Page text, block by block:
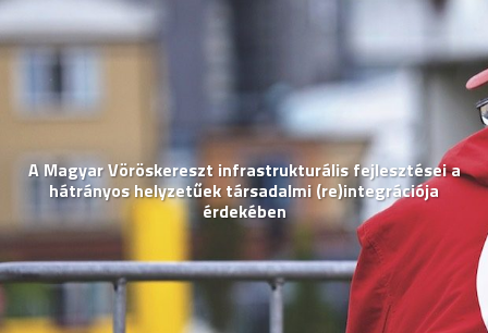
A Magyar Vöröskereszt infrastrukturális fejlesztései a
hátrányos helyzetűek társadalmi (re)integrációja
érdekében